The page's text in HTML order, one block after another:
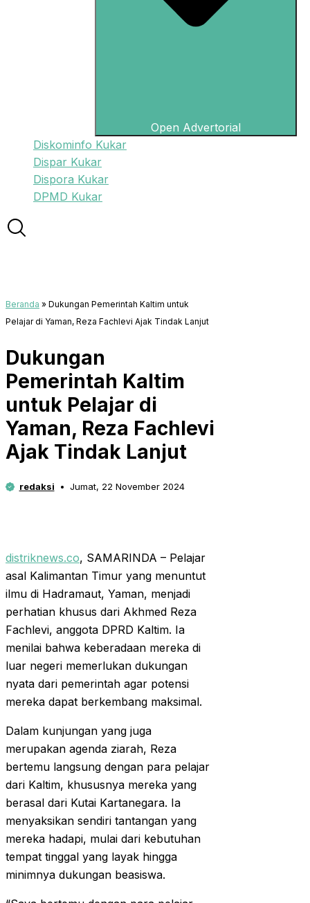
Open Advertorial
Diskominfo Kukar
Dispar Kukar
Dispora Kukar
DPMD Kukar
Beranda » Dukungan Pemerintah Kaltim untuk
Pelajar di Yaman, Reza Fachlevi Ajak Tindak Lanjut
Dukungan
Pemerintah Kaltim
untuk Pelajar di
Yaman, Reza Fachlevi
Ajak Tindak Lanjut
redaksi Jumat, 22 November 2024
distriknews.co, SAMARINDA – Pelajar
asal Kalimantan Timur yang menuntut
ilmu di Hadramaut, Yaman, menjadi
perhatian khusus dari Akhmed Reza
Fachlevi, anggota DPRD Kaltim. Ia
menilai bahwa keberadaan mereka di
luar negeri memerlukan dukungan
nyata dari pemerintah agar potensi
mereka dapat berkembang maksimal.
Dalam kunjungan yang juga
merupakan agenda ziarah, Reza
bertemu langsung dengan para pelajar
dari Kaltim, khususnya mereka yang
berasal dari Kutai Kartanegara. Ia
menyaksikan sendiri tantangan yang
mereka hadapi, mulai dari kebutuhan
tempat tinggal yang layak hingga
minimnya dukungan beasiswa.